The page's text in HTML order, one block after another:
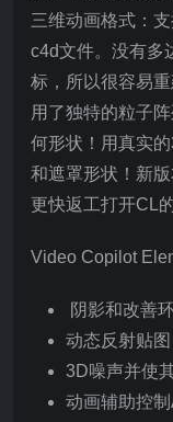
三维动画格式：
c4d文件。没有多
标，所以很容易
用了独特的粒子
何形状！用真实
和遮罩形状！新
更快返工打开CL
Video Copilot
阴影和改善
动态反射贴图
3D噪声并使
动画辅助控